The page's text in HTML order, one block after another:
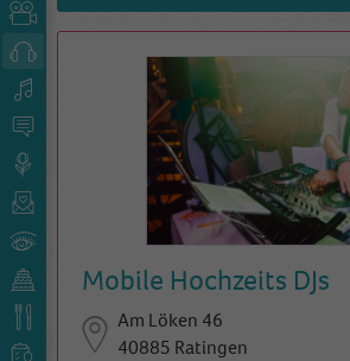
Mobile Hochzeits DJs
Am Löken 46
40885 Ratingen